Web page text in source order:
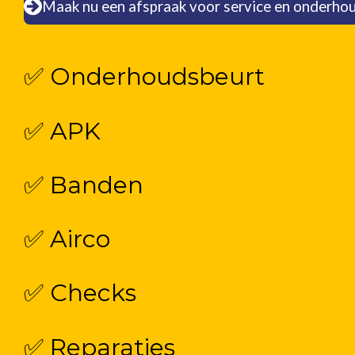
Maak nu een afspraak voor service en
✅ Onderhoudsbeurt
✅ APK
✅ Banden
✅ Airco
✅ Checks
✅ Reparaties